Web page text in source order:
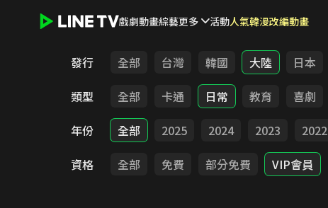
戲劇動畫綜藝更多 活動人氣韓漫改編動畫
發行 全部 台灣 韓國 大陸 日本
類型
全部 卡通 日常 教育 喜劇
年份
全部 2025 2024 2023 2022
資格
全部 免費 部分免費 VIP會員